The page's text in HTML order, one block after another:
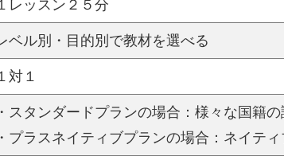
レッスン２５分
ベル別・目的別で教材を選べる
対１
・スタンダードプランの場合：様々な国籍の
・プラスネイティブプランの場合：ネイテ